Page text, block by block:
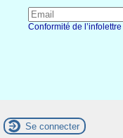
Conformité de
Se connecter